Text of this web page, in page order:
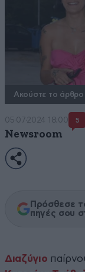
Ακούστε το άρθρο
05·07·2024 18:00 5
Newsroom
Πρόσθεσε
πηγές σου
Διαζύγιο